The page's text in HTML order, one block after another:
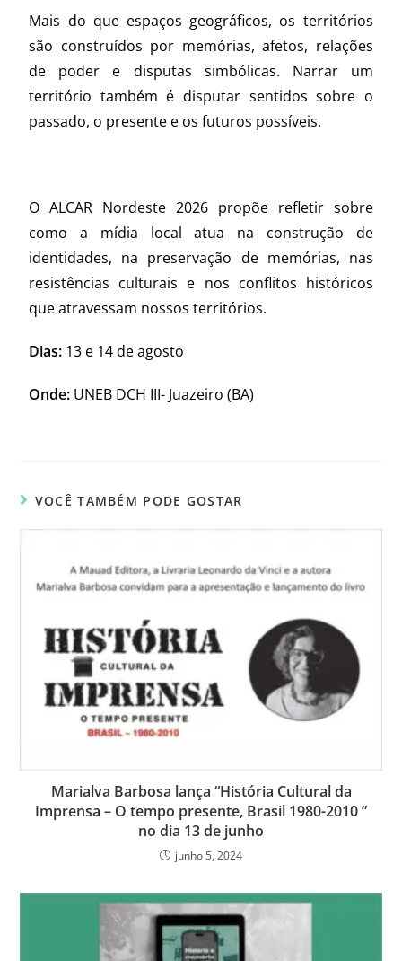
Mais do que espaços geográficos, os territórios
são construídos por memórias, afetos, relações
de poder e disputas simbólicas. Narrar um
território também é disputar sentidos sobre o
passado, o presente e os futuros possíveis.
O ALCAR Nordeste 2026 propõe refletir sobre
como a mídia local atua na construção de
identidades, na preservação de memórias, nas
resistências culturais e nos conflitos históricos
que atravessam nossos territórios.
Dias: 13 e 14 de agosto
Onde: UNEB DCH III- Juazeiro (BA)
VOCÊ TAMBÉM PODE GOSTAR
Marialva Barbosa lança “História Cultural da
Imprensa – O tempo presente, Brasil 1980-2010 ”
no dia 13 de junho
junho 5, 2024